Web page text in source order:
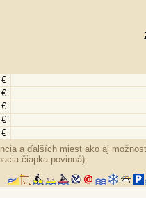
a ďalších miest ako aj
čiapka povinná).